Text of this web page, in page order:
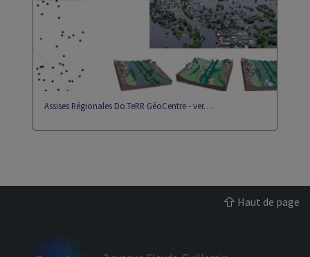
Assises Régionales Do.TeRR GéoCentre - ver…
Haut de page